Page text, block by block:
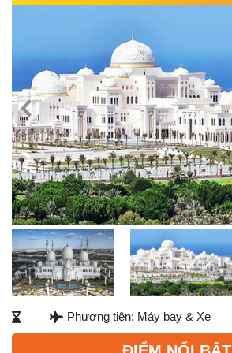
Previous
Phương tiện: Máy bay & Xe